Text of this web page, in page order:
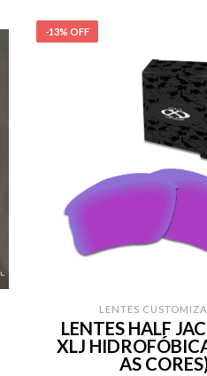
-13% OFF
LENTES
LENTES HALF
XLJ
AS